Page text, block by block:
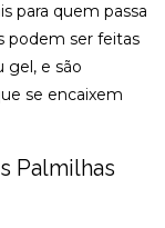
para quem passa
podem ser feitas
gel, e são
se encaixem
Palmilhas
EQUILÍBRIO E
EQUILÍBRIO